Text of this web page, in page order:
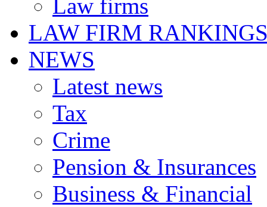
Law firms
LAW FIRM
NEWS
Latest news
Tax
Crime
Pension & Insurances
Business & Financial